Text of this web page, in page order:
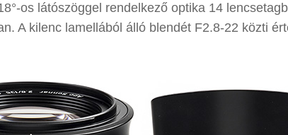
os látószöggel rendelkező optika 14
A kilenc lamellából álló blendét F2.8-22 közti